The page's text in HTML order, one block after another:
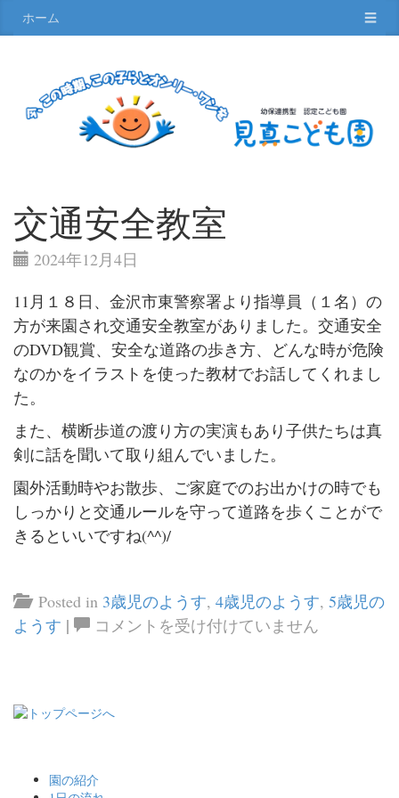
ホーム ☰
交通安全教室
2024年12月4日
11月１８日、金沢市東警察署より指導員（１名）の
方が来園され交通安全教室がありました。交通安全
のDVD観賞、安全な道路の歩き方、どんな時が危険
なのかをイラストを使った教材でお話してくれまし
た。
また、横断歩道の渡り方の実演もあり子供たちは真
剣に話を聞いて取り組んでいました。
園外活動時やお散歩、ご家庭でのお出かけの時でも
しっかりと交通ルールを守って道路を歩くことがで
きるといいですね(^^)/
Posted in 3歳児のようす, 4歳児のようす, 5歳児の
ようす |
交
教
コメントを受け付けていません
園の紹介